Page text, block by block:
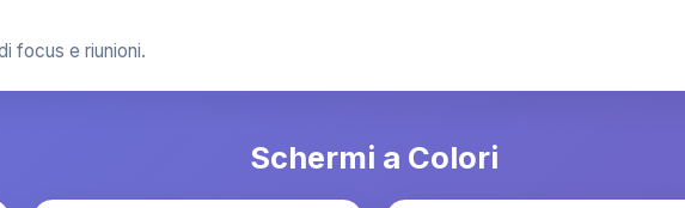
focus e riunioni.
Schermi a Colori